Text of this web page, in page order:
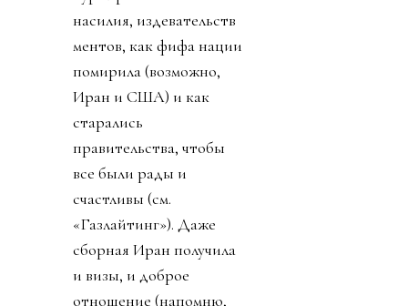
насилия, издевательств
ментов, как фифа нации
помирила (возможно,
Иран и США) и как
старались
правительства, чтобы
все были рады и
счастливы (см.
«Газлайтинг»). Даже
сборная Иран получила
и визы, и доброе
отношение (напомню,